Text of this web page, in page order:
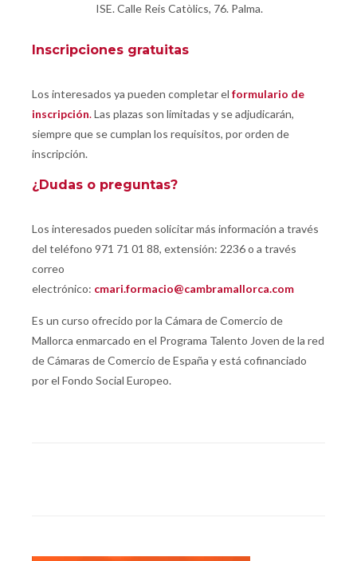
ISE. Calle Reis Catòlics, 76. Palma.
Inscripciones gratuitas
Los interesados ya pueden completar el formulario de
inscripción.Las plazas son limitadas y se adjudicarán,
siempre que se cumplan los requisitos, por orden de
inscripción.
¿Dudas o preguntas?
Los interesados pueden solicitar más información a través
del teléfono 971 71 01 88, extensión: 2236 o a través
correo
electrónico: cmari.formacio@cambramallorca.com
Es un curso ofrecido por la Cámara de Comercio de
Mallorca enmarcado en el Programa Talento Joven de la red
de Cámaras de Comercio de España y está cofinanciado
por el Fondo Social Europeo.